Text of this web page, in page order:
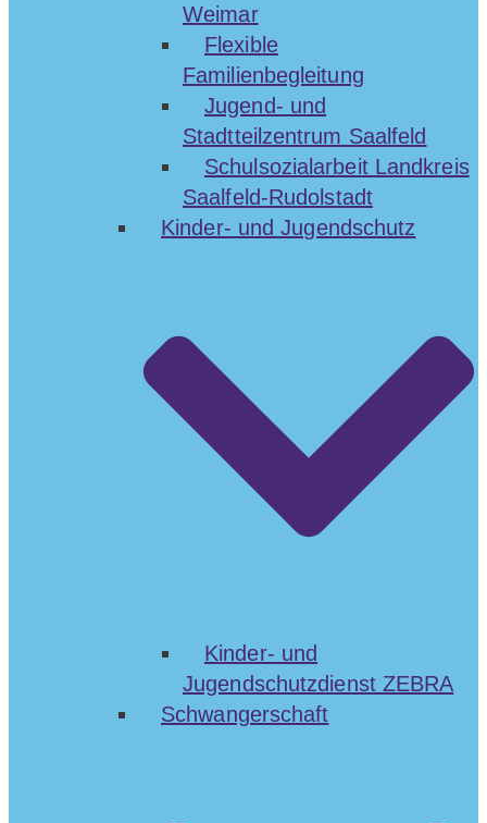
Weimar
Flexible
Familienbegleitung
Jugend- und
Stadtteilzentrum Saalfeld
Schulsozialarbeit Landkreis
Saalfeld-Rudolstadt
Kinder- und Jugendschutz
Kinder- und
Jugendschutzdienst ZEBRA
Schwangerschaft